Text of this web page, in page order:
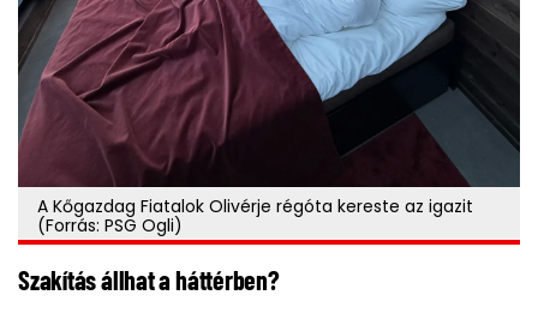
A Kőgazdag Fiatalok Olivérje régóta kereste az igazit
(Forrás: PSG Ogli)
Szakítás állhat a háttérben?